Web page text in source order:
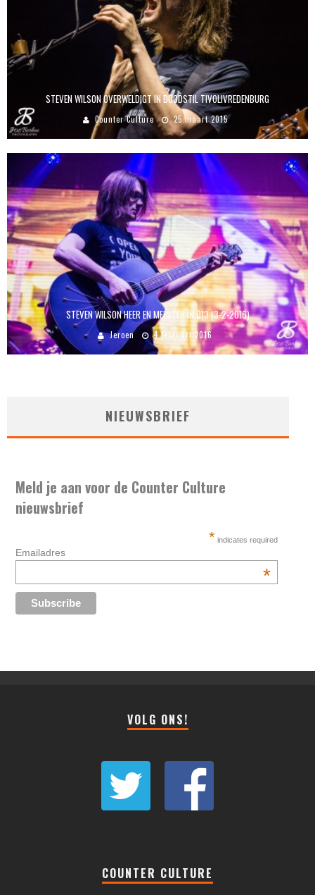
STEVEN WILSON OVERWELDIGT IN DOODSTIL TIVOLIVREDENBURG
Counter Culture 25 maart 2015
STEVEN WILSON HEER EN MEESTER IN 013 (3-2-2016)
Jeroen 4 februari 2016
NIEUWSBRIEF
Meld je aan voor de Counter Culture
nieuwsbrief
* indicates required
Emailadres
*
VOLG ONS!
COUNTER CULTURE